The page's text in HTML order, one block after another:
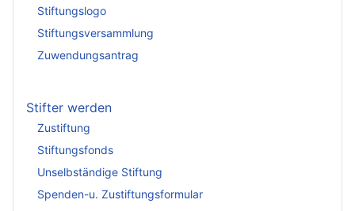
Stiftungslogo
Stiftungsversammlung
Zuwendungsantrag
Stifter werden
Zustiftung
Stiftungsfonds
Unselbständige Stiftung
Spenden-u. Zustiftungsformular